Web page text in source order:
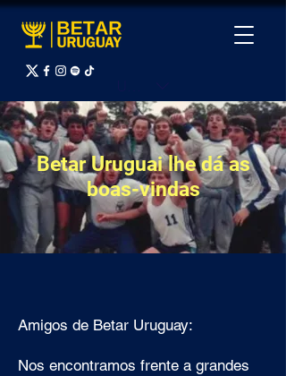
Betar Uruguai lhe dá as
boas-vindas
Amigos de Betar Uruguay:
Nos encontramos frente a grandes